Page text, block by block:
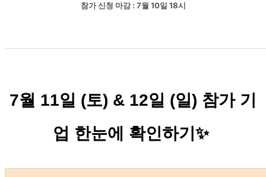
참가 신청 마감 : 7월 10일 18시
7월 11일 (토) & 12일 (일) 참가 기
업 한눈에 확인하기✨